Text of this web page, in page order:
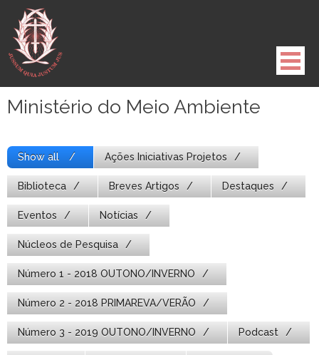
para
conteúdo
Ministério do Meio Ambiente
Show all Ações Iniciativas Projetos
Biblioteca Breves Artigos Destaques
Eventos Notícias
Núcleos de Pesquisa
Número 1 - 2018 OUTONO/INVERNO
Número 2 - 2018 PRIMAREVA/VERÃO
Número 3 - 2019 OUTONO/INVERNO Podcast